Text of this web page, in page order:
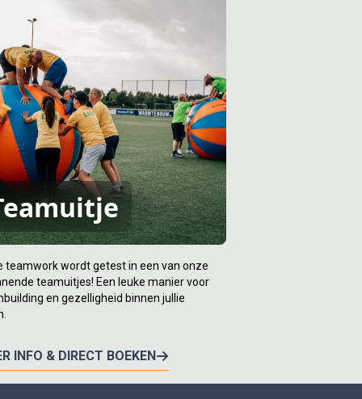
teamwork wordt getest in een van onze
teamuitjes! Een leuke manier voor
en gezelligheid binnen jullie
INFO & DIRECT BOEKEN